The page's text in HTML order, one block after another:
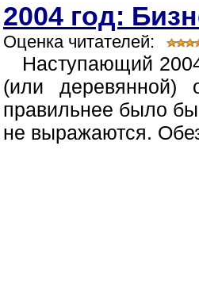
2004 год:
Оценка читателей:
Наступающий
(или деревянной)
правильнее было бы
не выражаются.